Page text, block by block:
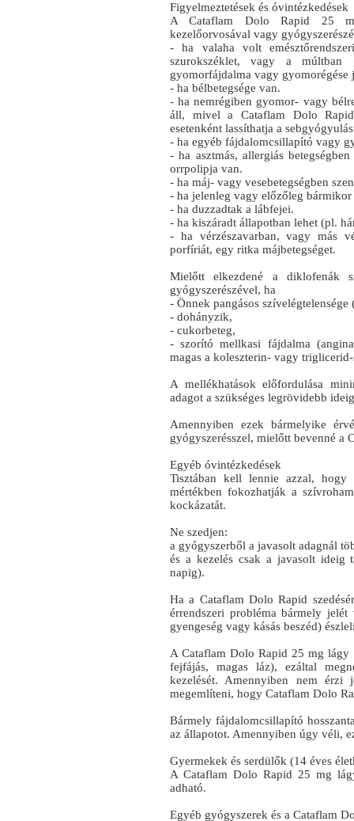
Figyelmeztetések és óvintézkedések
A Cataflam Dolo Rapid 25
kezelőorvosával vagy
- ha valaha volt
szurokszéklet, vagy a múltban
gyomorfájdalma vagy gyomorégése
- ha bélbetegsége van.
- ha nemrégiben gyomor- vagy
áll, mivel a Cataflam Dolo
esetenként lassíthatja a
- ha egyéb fájdalomcsillapító vagy
- ha asztmás, allergiás
orrpolipja van.
- ha máj- vagy vesebetegségben
- ha jelenleg vagy előzőleg
- ha duzzadtak a lábfejei.
- ha kiszáradt állapotban lehet (pl.
- ha vérzészavarban, vagy más
porfíriát, egy ritka májbetegséget.
Mielőtt elkezdené a diklofenák
gyógyszerészével, ha
- Önnek pangásos
- dohányzik,
- cukorbeteg,
- szorító mellkasi fájdalma
magas a koleszterin- vagy
A mellékhatások előfordulása
adagot a szükséges legrövidebb
Amennyiben ezek bármelyike
gyógyszerésszel, mielőtt bevenné a
Egyéb óvintézkedések
Tisztában kell lennie azzal,
mértékben fokozhatják a
kockázatát.
Ne szedjen:
a gyógyszerből a javasolt adagnál
és a kezelés csak a javasolt ideig
napig).
Ha a Cataflam Dolo Rapid
érrendszeri probléma bármely
gyengeség vagy kásás beszéd)
A Cataflam Dolo Rapid 25 mg lágy
fejfájás, magas láz), ezáltal
kezelését. Amennyiben nem
megemlíteni, hogy Cataflam Dolo
Bármely fájdalomcsillapító
az állapotot. Amennyiben úgy véli,
Gyermekek és serdülők (14 éves
A Cataflam Dolo Rapid 25 mg
adható.
Egyéb gyógyszerek és a Cataflam